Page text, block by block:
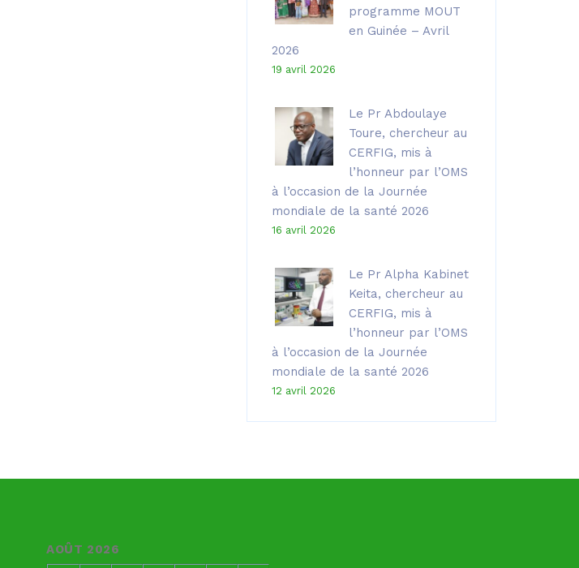
programme MOUT
en Guinée – Avril
2026
19 avril 2026
Le Pr Abdoulaye
Toure, chercheur au
CERFIG, mis à
l’honneur par l’OMS
à l’occasion de la Journée
mondiale de la santé 2026
16 avril 2026
Le Pr Alpha Kabinet
Keita, chercheur au
CERFIG, mis à
l’honneur par l’OMS
à l’occasion de la Journée
mondiale de la santé 2026
12 avril 2026
AOÛT 2026